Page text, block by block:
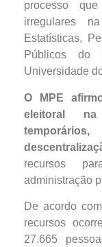
processo
irregulares
Estatísticas,
Públicos
Universidade
O MPE
eleitoral
recursos
administração
De acordo
recursos
27.665